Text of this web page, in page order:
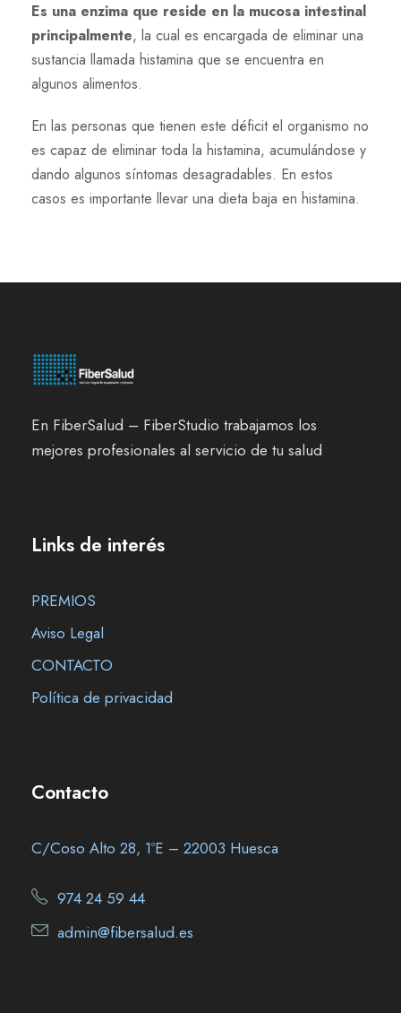
Es una enzima que reside en la mucosa intestinal
principalmente, la cual es encargada de eliminar una
sustancia llamada histamina que se encuentra en
algunos alimentos.
En las personas que tienen este déficit el organismo no
es capaz de eliminar toda la histamina, acumulándose y
dando algunos síntomas desagradables. En estos
casos es importante llevar una dieta baja en histamina.
En FiberSalud – FiberStudio trabajamos los
mejores profesionales al servicio de tu salud
Links de interés
PREMIOS
Aviso Legal
CONTACTO
Política de privacidad
Contacto
C/Coso Alto 28, 1ºE – 22003 Huesca
974 24 59 44
admin@fibersalud.es